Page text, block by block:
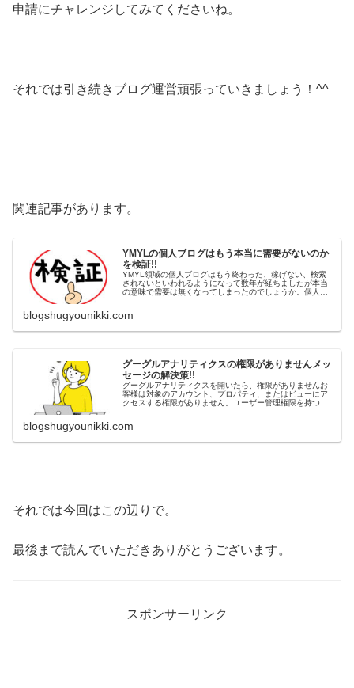
申請にチャレンジしてみてくださいね。
それでは引き続きブログ運営頑張っていきましょう！^^
関連記事があります。
YMYLの個人ブログはもう本当に需要がないのか
を検証!!
YMYL領域の個人ブログはもう終わった、稼げない、検索
されないといわれるようになって数年が経ちましたが本当
の意味で需要は無くなってしまったのでしょうか。個人の
blogshugyounikki.com
グーグルアナリティクスの権限がありませんメッ
セージの解決策!!
グーグルアナリティクスを開いたら、権限がありませんお
客様は対象のアカウント、プロパティ、またはビューにア
クセスする権限がありません。ユーザー管理権限を持つア
blogshugyounikki.com
それでは今回はこの辺りで。
最後まで読んでいただきありがとうございます。
スポンサーリンク